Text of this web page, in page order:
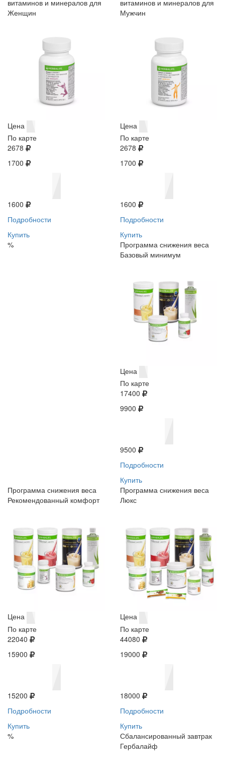
витаминов и минералов для
Женщин
Цена
По карте
2678
1700
1600
Подробности
Купить
%
витаминов и минералов для
Мужчин
Цена
По карте
2678
1700
1600
Подробности
Купить
Программа снижения веса
Базовый минимум
Цена
По карте
17400
9900
9500
Подробности
Купить
Программа снижения веса
Рекомендованный комфорт
Цена
По карте
22040
15900
15200
Подробности
Купить
%
Программа снижения веса
Люкс
Цена
По карте
44080
19000
18000
Подробности
Купить
Сбалансированный завтрак
Гербалайф